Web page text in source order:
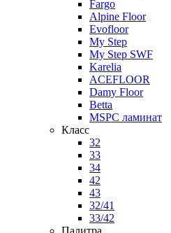
Fargo
Alpine Floor
Evofloor
My Step
My Step SWF
Karelia
ACEFLOOR
Damy Floor
Betta
MSPC ламинат
Класс
32
33
34
42
43
32/41
33/42
Палитра